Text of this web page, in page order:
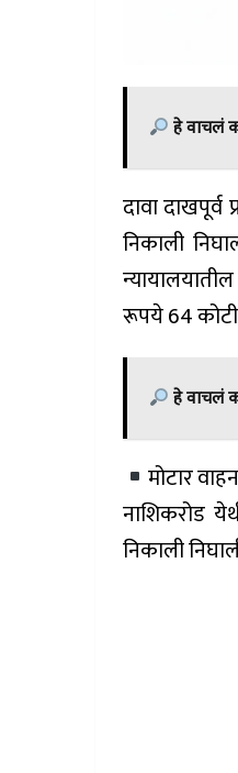
हे वाचलं
दावा
निकाली
रूपये 64
हे वाचलं
मोटार
नाशिकरोड
निकाली